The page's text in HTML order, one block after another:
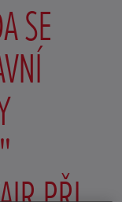
SE